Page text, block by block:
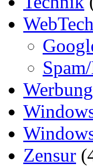
WebTech
Werbung
Zensur